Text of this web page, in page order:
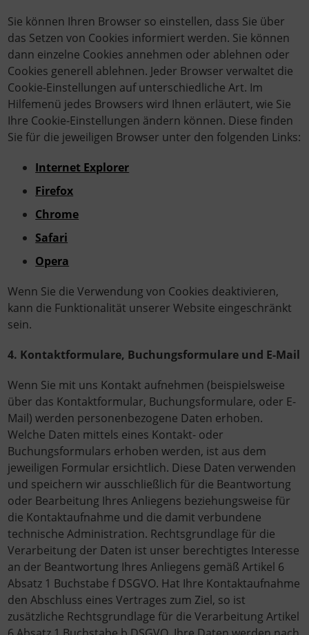
Sie können Ihren Browser so einstellen, dass Sie über
das Setzen von Cookies informiert werden. Sie können
dann einzelne Cookies annehmen oder ablehnen oder
Cookies generell ablehnen. Jeder Browser verwaltet die
Cookie-Einstellungen auf unterschiedliche Art. Im
Hilfemenü jedes Browsers wird Ihnen erläutert, wie Sie
Ihre Cookie-Einstellungen ändern können. Diese finden
Sie für die jeweiligen Browser unter den folgenden Links:
Internet Explorer
Firefox
Chrome
Safari
Opera
Wenn Sie die Verwendung von Cookies deaktivieren,
kann die Funktionalität unserer Website eingeschränkt
sein.
4. Kontaktformulare, Buchungsformulare und E-Mail
Wenn Sie mit uns Kontakt aufnehmen (beispielsweise
über das Kontaktformular, Buchungsformulare, oder E-
Mail) werden personenbezogene Daten erhoben.
Welche Daten mittels eines Kontakt- oder
Buchungsformulars erhoben werden, ist aus dem
jeweiligen Formular ersichtlich. Diese Daten verwenden
und speichern wir ausschließlich für die Beantwortung
oder Bearbeitung Ihres Anliegens beziehungsweise für
die Kontaktaufnahme und die damit verbundene
technische Administration. Rechtsgrundlage für die
Verarbeitung der Daten ist unser berechtigtes Interesse
an der Beantwortung Ihres Anliegens gemäß Artikel 6
Absatz 1 Buchstabe f DSGVO. Hat Ihre Kontaktaufnahme
den Abschluss eines Vertrages zum Ziel, so ist
zusätzliche Rechtsgrundlage für die Verarbeitung Artikel